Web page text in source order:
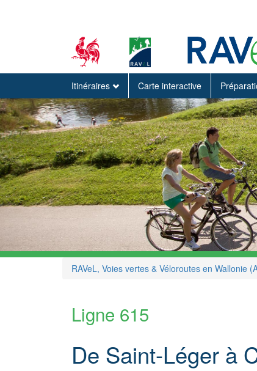
Itinéraires Carte interactive
RAVeL, Voies vertes & Véloroutes en Wallonie
Ligne 615
De Saint-Léger à